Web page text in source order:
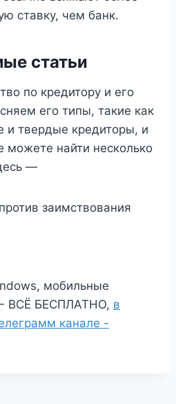
ставку, чем банк.
статьи
по кредитору и его
его типы, такие как
и твердые кредиторы, и
найти несколько
—
заимствования
мобильные
ВСЁ БЕСПЛАТНО, в
канале -